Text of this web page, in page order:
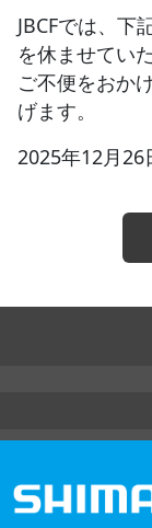
JBCFでは、下
を休ませてい
ご不便をおか
げます。
2025年12月26